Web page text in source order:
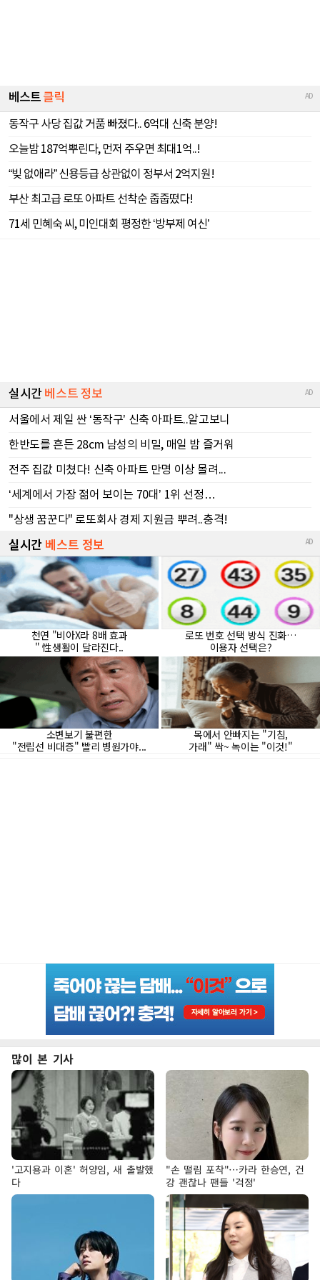
많이 본 기사
'고지용과 이혼' 허양임, 새 출발했
다
"손 떨림 포착"…카라 한승연, 건
강 괜찮나 팬들 '걱정'